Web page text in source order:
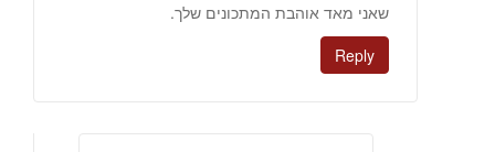
שאני מאד אוהבת המתכונים שלך.
Reply